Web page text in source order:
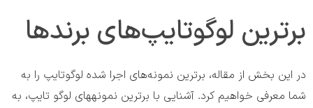
برترین لوگوتایپ‌های برندها
در این بخش از مقاله، برترین نمونه‌های اجرا شده لوگوتایپ را به
شما معرفی خواهیم کرد. آشنایی با برترین نمونههای لوگو تایپ، به